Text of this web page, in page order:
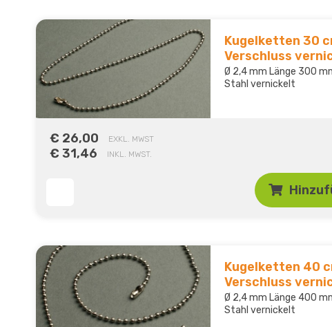
Kugelketten 30
Verschluss
Ø 2,4 mm Länge 300
Stahl vernickelt
€ 26,00 EXKL. MWST
€ 31,46 INKL. MWST.
Kugelketten 40
Verschluss
Ø 2,4 mm Länge 400
Stahl vernickelt